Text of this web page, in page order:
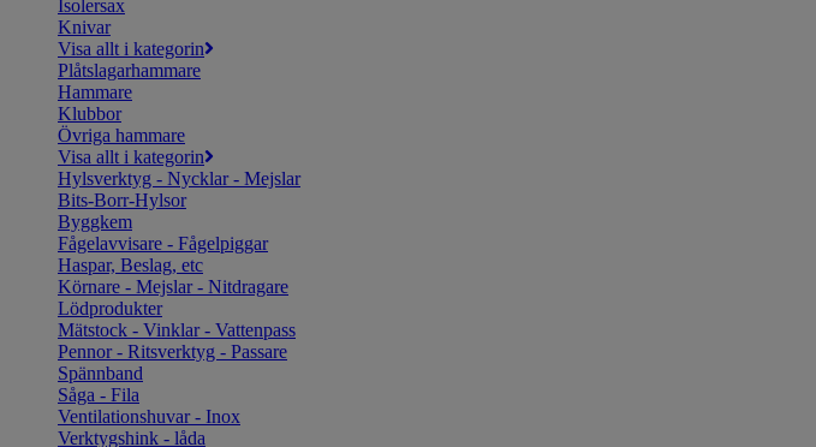
Isolersax
Knivar
Visa allt i kategorin
Plåtslagarhammare
Hammare
Klubbor
Övriga hammare
Visa allt i kategorin
Hylsverktyg - Nycklar - Mejslar
Bits-Borr-Hylsor
Byggkem
Fågelavvisare - Fågelpiggar
Haspar, Beslag, etc
Körnare - Mejslar - Nitdragare
Lödprodukter
Mätstock - Vinklar - Vattenpass
Pennor - Ritsverktyg - Passare
Spännband
Såga - Fila
Ventilationshuvar - Inox
Verktygshink - låda